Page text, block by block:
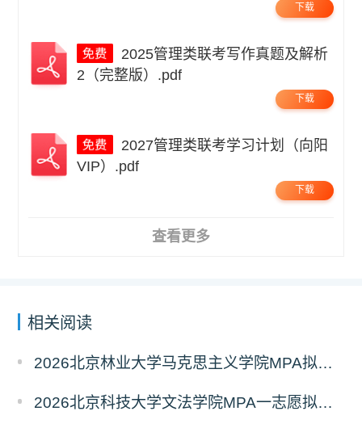
下载
2（完整版）.pdf
下载
VIP）.pdf
下载
查看更多
相关阅读
2026北京林业大学马克思主义学院MPA拟录取分析解读
2026北京科技大学文法学院MPA一志愿拟录取分析解读